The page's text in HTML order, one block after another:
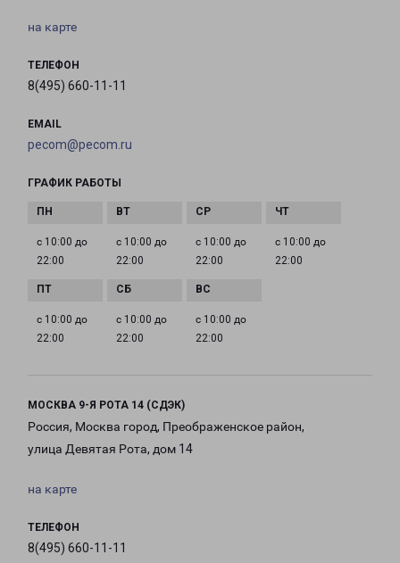
на карте
ТЕЛЕФОН
8(495) 660-11-11
EMAIL
pecom@pecom.ru
ГРАФИК РАБОТЫ
с 10:00 до
22:00
с 10:00 до
22:00
с 10:00 до
22:00
с 10:00 до
22:00
с 10:00 до
22:00
с 10:00 до
22:00
с 10:00 до
22:00
МОСКВА 9-Я РОТА 14 (СДЭК)
Россия, Москва город, Преображенское район,
улица Девятая Рота, дом 14
на карте
ТЕЛЕФОН
8(495) 660-11-11